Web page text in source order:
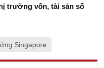
trường vốn, tài sản số
Singapore